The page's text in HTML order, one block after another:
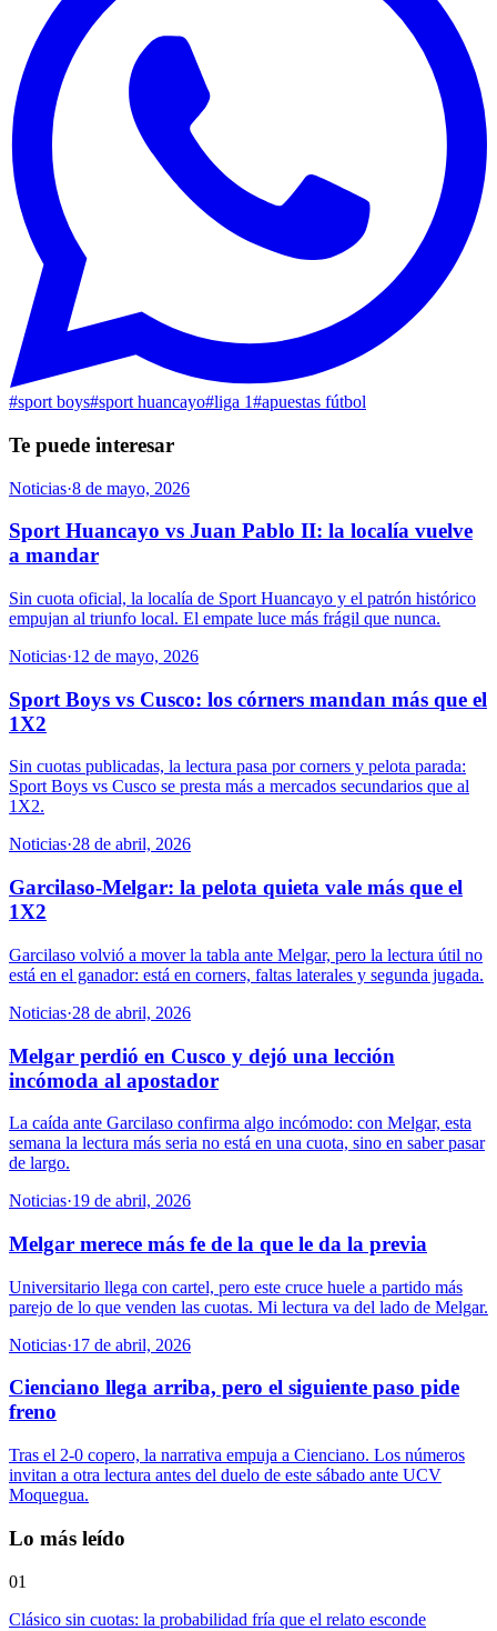
#sport boys#sport huancayo#liga 1#apuestas fútbol
Te puede interesar
Noticias·8 de mayo, 2026
Sport Huancayo vs Juan Pablo II: la localía vuelve
a mandar
Sin cuota oficial, la localía de Sport Huancayo y el patrón histórico
empujan al triunfo local. El empate luce más frágil que nunca.
Noticias·12 de mayo, 2026
Sport Boys vs Cusco: los córners mandan más que el
1X2
Sin cuotas publicadas, la lectura pasa por corners y pelota parada:
Sport Boys vs Cusco se presta más a mercados secundarios que al
1X2.
Noticias·28 de abril, 2026
Garcilaso-Melgar: la pelota quieta vale más que el
1X2
Garcilaso volvió a mover la tabla ante Melgar, pero la lectura útil no
está en el ganador: está en corners, faltas laterales y segunda jugada.
Noticias·28 de abril, 2026
Melgar perdió en Cusco y dejó una lección
incómoda al apostador
La caída ante Garcilaso confirma algo incómodo: con Melgar, esta
semana la lectura más seria no está en una cuota, sino en saber pasar
de largo.
Noticias·19 de abril, 2026
Melgar merece más fe de la que le da la previa
Universitario llega con cartel, pero este cruce huele a partido más
parejo de lo que venden las cuotas. Mi lectura va del lado de Melgar.
Noticias·17 de abril, 2026
Cienciano llega arriba, pero el siguiente paso pide
freno
Tras el 2-0 copero, la narrativa empuja a Cienciano. Los números
invitan a otra lectura antes del duelo de este sábado ante UCV
Moquegua.
Lo más leído
01
Clásico sin cuotas: la probabilidad fría que el relato esconde